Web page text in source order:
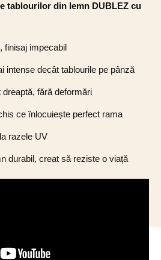
tablourilor din lemn DUBLEZ cu
finisaj impecabil
intense decât tablourile pe pânză
dreaptă, fără deformări
ce înlocuiește perfect rama
razele UV
durabil, creat să reziste o viață